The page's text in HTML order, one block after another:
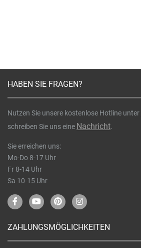
HABEN SIE FRAGEN?
Nutzen Sie unsere kostenlose Hotline unter
schreiben Sie uns eine Nachricht.
Sie erreichen uns:
Mo-Do 8-17 Uhr
Fr 8-14 Uhr
Sa 10-15 Uhr
ZAHLUNGSMÖGLICHKEITEN